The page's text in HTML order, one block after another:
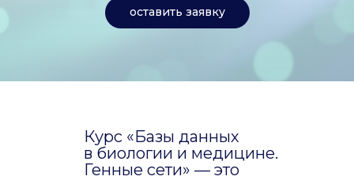
оставить заявку
Курс «Базы данных
в биологии и медицине.
Генные сети» — это